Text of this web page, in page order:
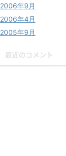
2006年9月
2006年4月
2005年9月
最近のコメント